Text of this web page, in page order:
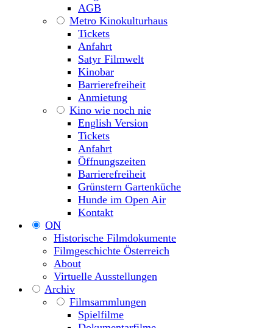
AGB
Metro Kinokulturhaus
Tickets
Anfahrt
Satyr Filmwelt
Kinobar
Barrierefreiheit
Anmietung
Kino wie noch nie
English Version
Tickets
Anfahrt
Öffnungszeiten
Barrierefreiheit
Grünstern Gartenküche
Hunde im Open Air
Kontakt
ON
Historische Filmdokumente
Filmgeschichte Österreich
About
Virtuelle Ausstellungen
Archiv
Filmsammlungen
Spielfilme